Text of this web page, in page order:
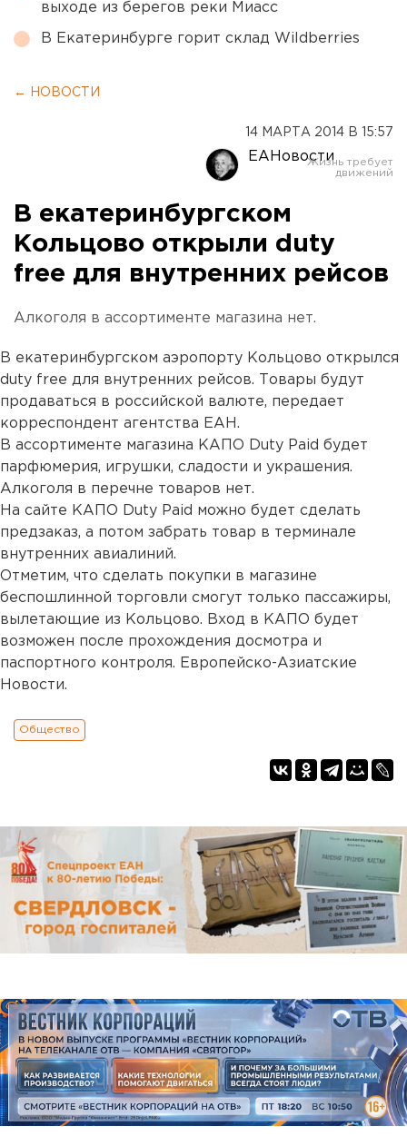
выходе из берегов реки Миасс
В Екатеринбурге горит склад Wildberries
← НОВОСТИ
14 МАРТА 2014 В 15:57
ЕАНовости
В екатеринбургском
Кольцово открыли duty
free для внутренних рейсов
Алкоголя в ассортименте магазина нет.
В екатеринбургском аэропорту Кольцово открылся
duty free для внутренних рейсов. Товары будут
продаваться в российской валюте, передает
корреспондент агентства ЕАН.
В ассортименте магазина КАПО Duty Paid будет
парфюмерия, игрушки, сладости и украшения.
Алкоголя в перечне товаров нет.
На сайте КАПО Duty Paid можно будет сделать
предзаказ, а потом забрать товар в терминале
внутренних авиалиний.
Отметим, что сделать покупки в магазине
беспошлинной торговли смогут только пассажиры,
вылетающие из Кольцово. Вход в КАПО будет
возможен после прохождения досмотра и
паспортного контроля. Европейско-Азиатские
Новости.
Общество